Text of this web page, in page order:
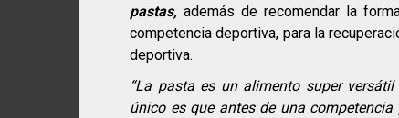
pastas, además de recomendar la
competencia deportiva, para la
deportiva.
“La pasta es un alimento super
único es que antes de una